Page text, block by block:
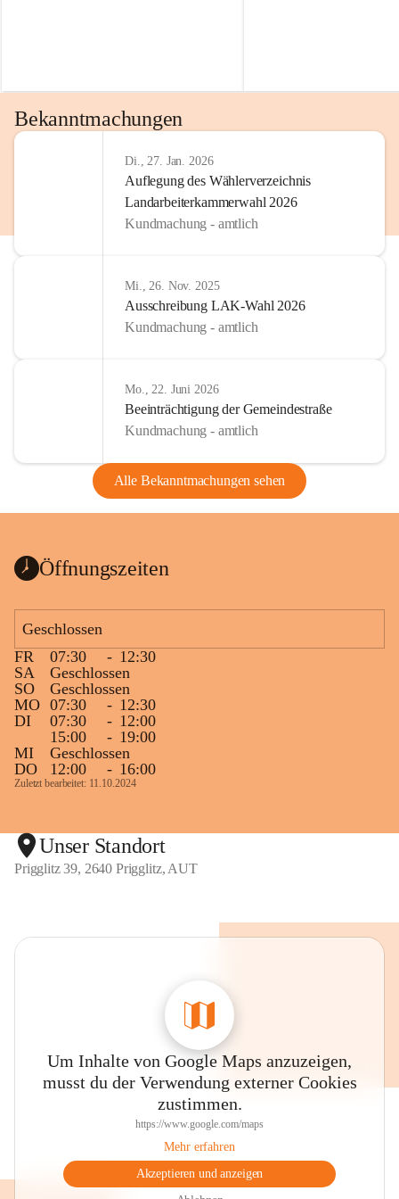
Bekanntmachungen
Di., 27. Jan. 2026
Auflegung des Wählerverzeichnis
Landarbeiterkammerwahl 2026
Kundmachung - amtlich
Mi., 26. Nov. 2025
Ausschreibung LAK-Wahl 2026
Kundmachung - amtlich
Mo., 22. Juni 2026
Beeinträchtigung der Gemeindestraße
Kundmachung - amtlich
Alle Bekanntmachungen sehen
Öffnungszeiten
Geschlossen
FR
07:30 - 12:30
SA
Geschlossen
SO
Geschlossen
MO 07:30 - 12:30
DI
07:30 - 12:00
15:00
- 19:00
MI
Geschlossen
DO
12:00 - 16:00
Zuletzt bearbeitet: 11.10.2024
Unser Standort
Prigglitz 39, 2640 Prigglitz, AUT
Um Inhalte von Google Maps anzuzeigen,
musst du der Verwendung externer Cookies
zustimmen.
https://www.google.com/maps
Mehr erfahren
Akzeptieren und anzeigen